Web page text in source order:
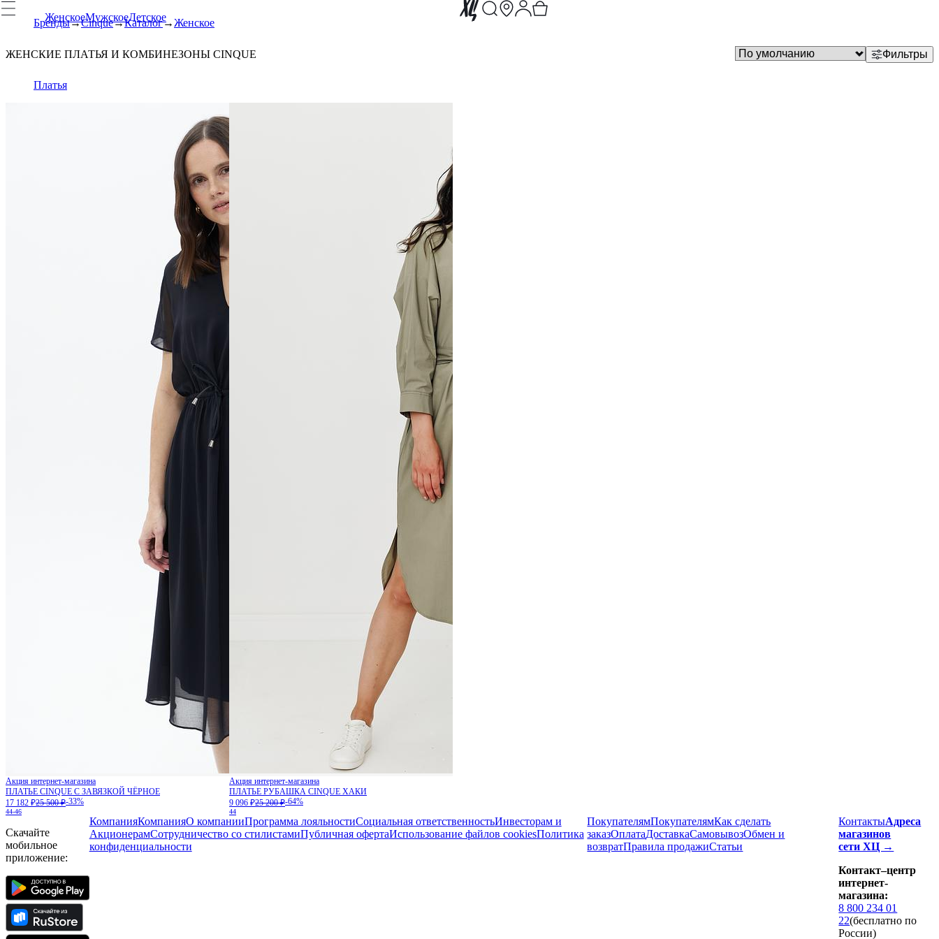
ЖенскоеМужскоеДетское
Бренды Cinque Каталог Женское
ЖЕНСКИЕ ПЛАТЬЯ И КОМБИНЕЗОНЫ CINQUE
Платья
Фильтры
Акция интернет-магазина
ПЛАТЬЕ CINQUE С ЗАВЯЗКОЙ ЧЁРНОЕ
17 182 ₽25 500 ₽-33%
44-46
Акция интернет-магазина
ПЛАТЬЕ РУБАШКА CINQUE ХАКИ
9 096 ₽25 200 ₽-64%
44
Скачайте
мобильное
приложение:
КомпанияКомпанияО компанииПрограмма лояльностиСоциальная ответственностьИнвесторам и
АкционерамСотрудничество со стилистамиПубличная офертаИспользование файлов cookiesПолитика
конфиденциальности
ПокупателямПокупателямКак сделать
заказОплатаДоставкаCамовывозОбмен и
возвратПравила продажиСтатьи
КонтактыАдреса
магазинов
сети ХЦ →
Контакт–центр
интернет-
магазина:
8 800 234 01
22(бесплатно по
России)